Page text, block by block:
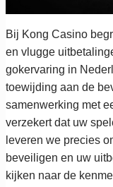
Bij Kong Casino
en vlugge
gokervaring in
toewijding aan de
samenwerking met
verzekert dat uw
leveren we precies
beveiligen en uw
kijken naar de